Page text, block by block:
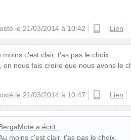
le 21/03/2014 à 10:42 Lien
moins c'est clair, t'as pas le choix.
on nous fais croire que nous avons le
le 21/03/2014 à 10:47 Lien
a écrit :
moins c'est clair, t'as pas le choix.